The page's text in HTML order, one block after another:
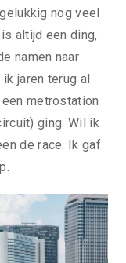
nog veel
altijd een ding,
namen naar
jaren terug al
metrostation
ging. Wil ik
de race. Ik gaf